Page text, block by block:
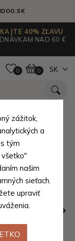
40% ZĽAVU
NAD 60 €
0 0 SK
zážitok,
a
tým
všetko"
našim
sieťach.
upraviť